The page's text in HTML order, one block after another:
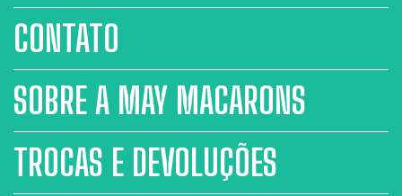
CONTATO
SOBRE A MAY MACARONS
TROCAS E DEVOLUÇÕES